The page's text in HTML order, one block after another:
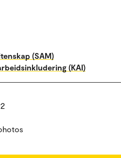
(SAM)
(KAI)